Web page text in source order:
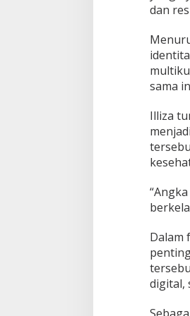
dan
sama
Illiza
Dalam
digital,